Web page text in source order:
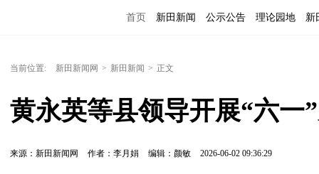
首页 新田新闻 公示公告 理论园地 新
当前位置: 新田新闻网 > 新田新闻 > 正文
黄永英等县领导开展“六一
来源：新田新闻网 作者：李月娟 编辑：颜敏 2026-06-02 09:36:29